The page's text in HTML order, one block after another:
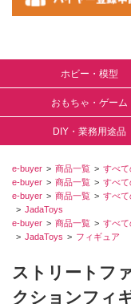
ホビー・模型
おもちゃ・ゲーム
DIY・業務用途品
e-buyer 商品一覧 すべて
e-buyer
商品一覧 すべて
e-buyer
商品一覧 すべて
JadaToys
e-buyer
商品一覧 すべて
JadaToys
フィギュア
ストリートフ
クションフィ